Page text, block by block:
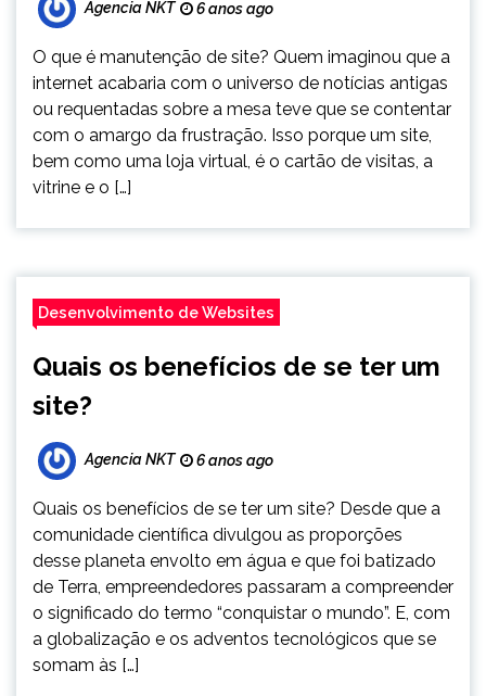
Agencia NKT 6 anos ago
O que é manutenção de site? Quem imaginou que a
internet acabaria com o universo de notícias antigas
ou requentadas sobre a mesa teve que se contentar
com o amargo da frustração. Isso porque um site,
bem como uma loja virtual, é o cartão de visitas, a
vitrine e o […]
Desenvolvimento de Websites
Quais os benefícios de se ter um
site?
Agencia NKT 6 anos ago
Quais os benefícios de se ter um site? Desde que a
comunidade científica divulgou as proporções
desse planeta envolto em água e que foi batizado
de Terra, empreendedores passaram a compreender
o significado do termo “conquistar o mundo”. E, com
a globalização e os adventos tecnológicos que se
somam às […]